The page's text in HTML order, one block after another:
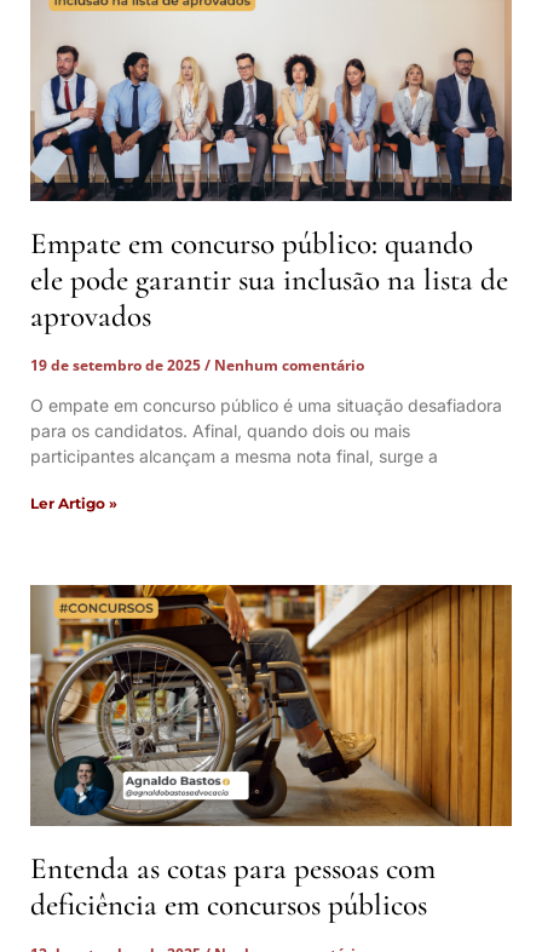
Empate em concurso público: quando
ele pode garantir sua inclusão na lista de
aprovados
19 de setembro de 2025
Nenhum comentário
O empate em concurso público é uma situação desafiadora
para os candidatos. Afinal, quando dois ou mais
participantes alcançam a mesma nota final, surge a
Ler Artigo »
Entenda as cotas para pessoas com
deficiência em concursos públicos